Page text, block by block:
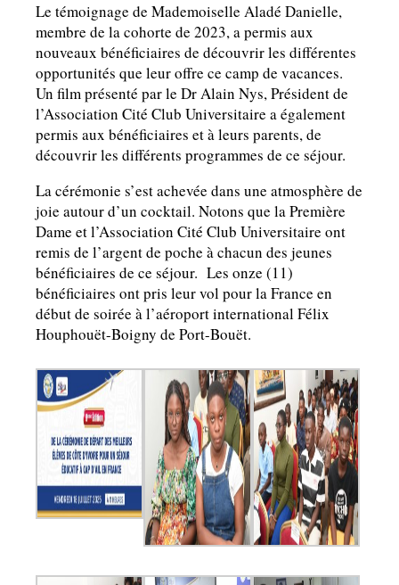
Le témoignage de Mademoiselle Aladé Danielle,
membre de la cohorte de 2023, a permis aux
nouveaux bénéficiaires de découvrir les différentes
opportunités que leur offre ce camp de vacances.
Un film présenté par le Dr Alain Nys, Président de
l’Association Cité Club Universitaire a également
permis aux bénéficiaires et à leurs parents, de
découvrir les différents programmes de ce séjour.
La cérémonie s’est achevée dans une atmosphère de
joie autour d’un cocktail. Notons que la Première
Dame et l’Association Cité Club Universitaire ont
remis de l’argent de poche à chacun des jeunes
bénéficiaires de ce séjour. Les onze (11)
bénéficiaires ont pris leur vol pour la France en
début de soirée à l’aéroport international Félix
Houphouët-Boigny de Port-Bouët.